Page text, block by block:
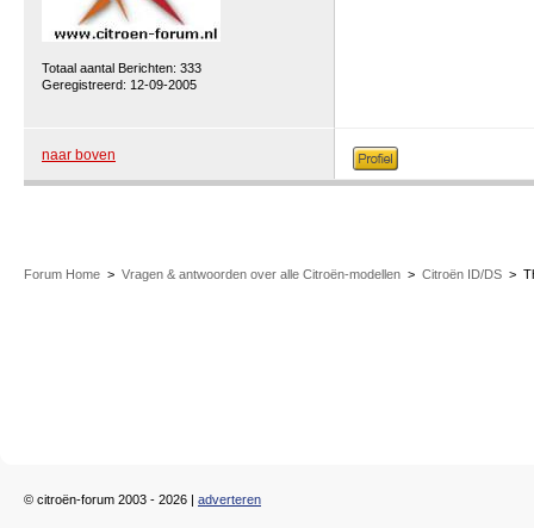
Totaal aantal Berichten: 333
Geregistreerd: 12-09-2005
naar boven
Forum Home > Vragen & antwoorden over alle Citroën-modellen > Citroën ID/DS >
© citroën-forum 2003 - 2026 | adverteren